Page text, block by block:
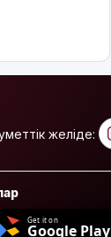
желіде:
Get it on
Google Play